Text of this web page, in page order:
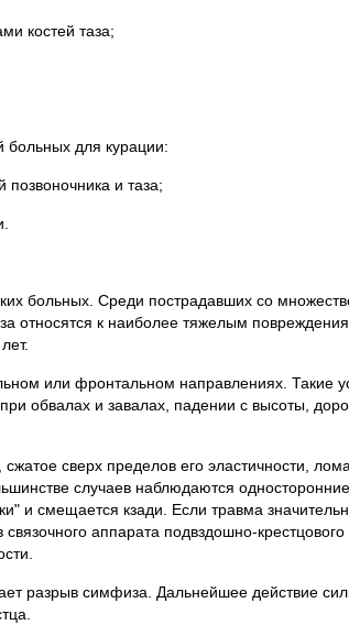
костей таза;
больных для курации:
позвоночника и таза;
больных. Среди пострадавших со
относятся к наиболее тяжелым
или фронтальном направлениях. Такие
обвалах и завалах, падении с высоты,
сверх пределов его эластичности,
случаев наблюдаются
и смещается кзади. Если травма
аппарата подвздошно-
разрыв симфиза. Дальнейшее действие